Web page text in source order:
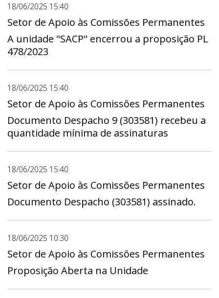
18/06/2025 15:40
Setor de Apoio às Comissões Permanentes
A unidade "SACP" encerrou a proposição PL
478/2023
18/06/2025 15:40
Setor de Apoio às Comissões Permanentes
Documento Despacho 9 (303581) recebeu a
quantidade mínima de assinaturas
18/06/2025 15:40
Setor de Apoio às Comissões Permanentes
Documento Despacho (303581) assinado.
18/06/2025 10:30
Setor de Apoio às Comissões Permanentes
Proposição Aberta na Unidade